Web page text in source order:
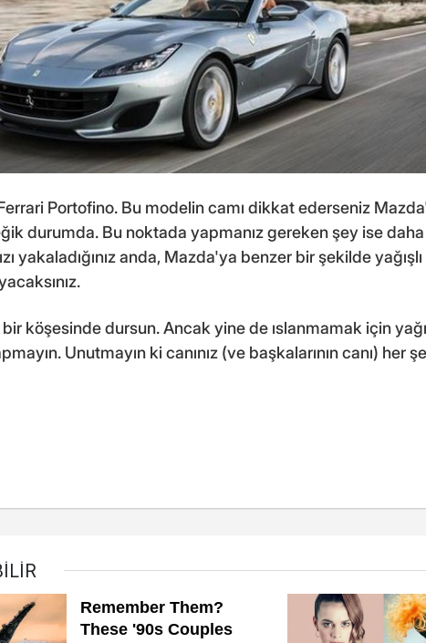
Portofino. Bu modelin camı dikkat ederseniz
durumda. Bu noktada yapmanız gereken şey ise daha
yakaladığınız anda, Mazda'ya benzer bir şekilde
bir köşesinde dursun. Ancak yine de ıslanmamak için
Unutmayın ki canınız (ve başkalarının canı) her